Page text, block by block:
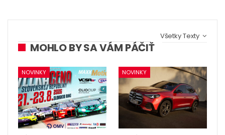
Všetky Texty
MOHLO BY SA VÁM PÁČIŤ
NOVINKY NOVINKY